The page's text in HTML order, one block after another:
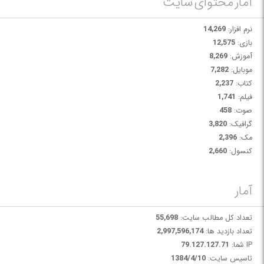
کاربردهای واقعی ساخته شده و نه بر اساس تئوری‌های کتابی.
در دوره آموزشی Mastering Azure Data Factory : Real-World Projects With
ADF با ساخت و بهینه‌سازی خطوط داده در پلتفرم Azure آشنا خواهید شد.
نرم افزار: 14,269
بازی: 12,575
آموزش: 8,269
موبایل: 7,282
کتاب: 2,237
فیلم: 1,741
صوت: 458
گرافیک: 3,820
مک: 2,396
کنسول: 2,660
آمار
تعداد کل مطالب سایت: 55,698
تعداد بازدید ها:2,997,596,174
IP شما:
79.127.127.71
تاسیس سایت: 1384/4/10